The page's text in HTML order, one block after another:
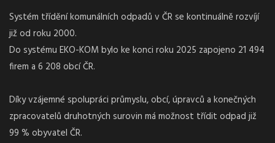
Systém třídění komunálních odpadů v ČR se kontinuálně rozvíjí
již od roku 2000.
Do systému EKO-KOM bylo ke konci roku 2025 zapojeno 21 494
firem a 6 208 obcí ČR.
Díky vzájemné spolupráci průmyslu, obcí, úpravců a konečných
zpracovatelů druhotných surovin má možnost třídit odpad již
99 % obyvatel ČR.